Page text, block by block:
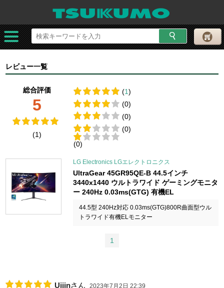
レビュー一覧
総合評価
5
(1)
(1)
(0)
(0)
(0)
(0)
LG Electronics LGエレクトロニクス
UltraGear 45GR95QE-B 44.5インチ
3440x1440 ウルトラワイド ゲーミングモニタ
ー 240Hz 0.03ms(GTG) 有機EL
44.5型 240Hz対応 0.03ms(GTG)800R曲面型ウル
トラワイド有機ELモニター
1
Uijinさん 2023年7月2日 22:39